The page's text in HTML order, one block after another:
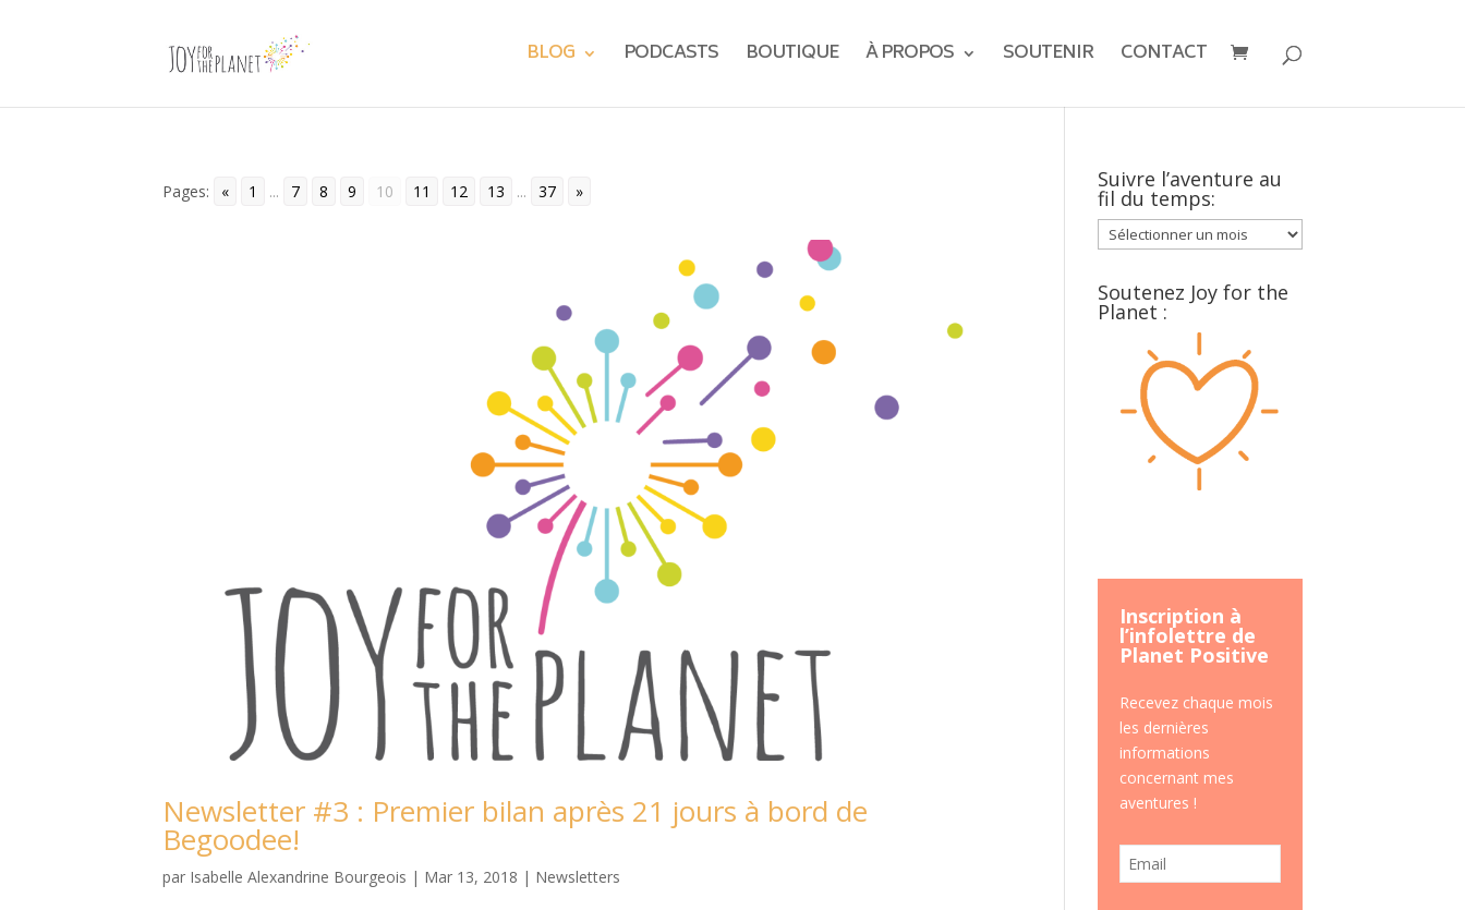
BLOG PODCASTS BOUTIQUE À PROPOS SOUTENIR CONTACT
Pages: « 1 ... 7 8 9 10 11 12 13 ... 37 »
Newsletter #3 : Premier bilan après 21 jours à bord de
Begoodee!
par Isabelle Alexandrine Bourgeois | Mar 13, 2018 | Newsletters
Suivre l’aventure au
fil du temps:
Suivre
l’aventure
au
fil
Soutenez Joy for the
Planet :
Inscription à
l’infolettre de
Planet Positive
Recevez chaque mois
les dernières
informations
concernant mes
aventures !